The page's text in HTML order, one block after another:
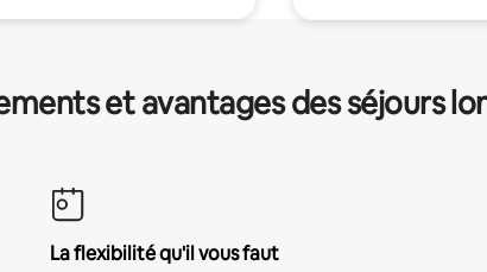
et avantages des séjours
La flexibilité qu'il vous faut